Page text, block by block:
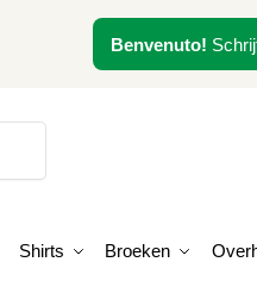
Benvenuto!
Shirts Broeken